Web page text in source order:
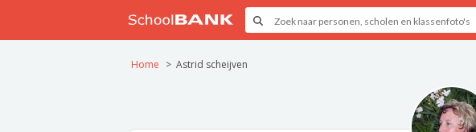
Home Astrid scheijven